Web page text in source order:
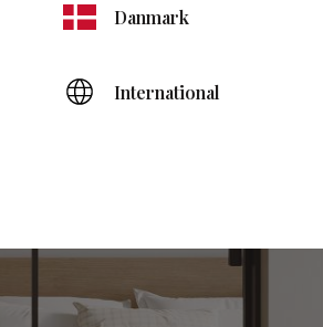
Danmark
International